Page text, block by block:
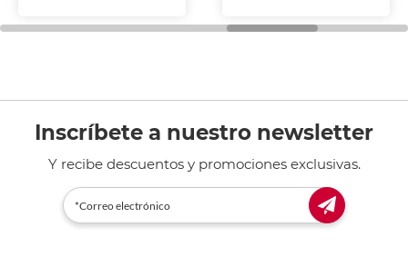
general de oficina.
Inscríbete a nuestro newsletter
Y recibe descuentos y promociones exclusivas.